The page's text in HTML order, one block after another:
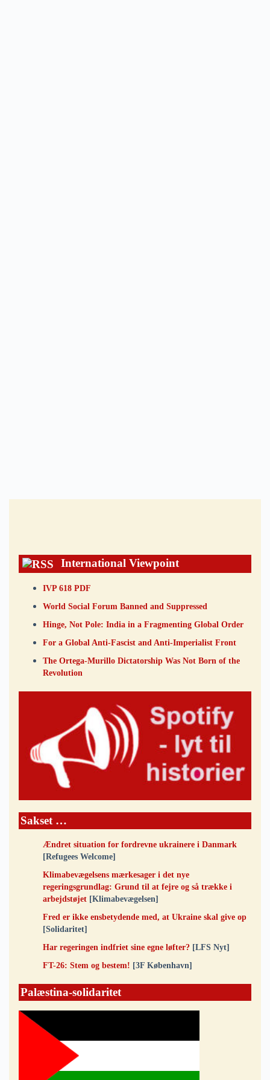
International Viewpoint
IVP 618 PDF
World Social Forum Banned and Suppressed
Hinge, Not Pole: India in a Fragmenting Global Order
For a Global Anti-Fascist and Anti-Imperialist Front
The Ortega-Murillo Dictatorship Was Not Born of the
Revolution
Sakset …
Ændret situation for fordrevne ukrainere i Danmark
[Refugees Welcome]
Klimabevægelsens mærkesager i det nye
regeringsgrundlag: Grund til at fejre og så trække i
arbejdstøjet [Klimabevægelsen]
Fred er ikke ensbetydende med, at Ukraine skal give op
[Solidaritet]
Har regeringen indfriet sine egne løfter? [LFS Nyt]
FT-26: Stem og bestem! [3F København]
Palæstina-solidaritet